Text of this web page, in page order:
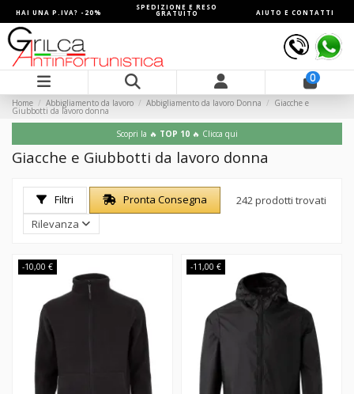
HAI UNA P.IVA? -20%
SPEDIZIONE E RESO
GRATUITO AIUTO E CONTATTI
0
Home Abbigliamento da lavoro Abbigliamento da lavoro Donna Giacche e
Giubbotti da lavoro donna
Scopri la 🔥 TOP 10 🔥 Clicca qui
Giacche e Giubbotti da lavoro donna
Filtri Pronta Consegna
242 prodotti trovati
Rilevanza
-10,00 € -11,00 €